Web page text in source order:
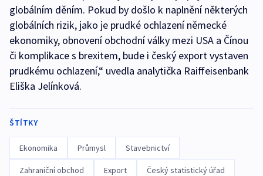
globálním děním. Pokud by došlo k naplnění některých
globálních rizik, jako je prudké ochlazení německé
ekonomiky, obnovení obchodní války mezi USA a Čínou
či komplikace s brexitem, bude i český export vystaven
prudkému ochlazení,“ uvedla analytička Raiffeisenbank
Eliška Jelínková.
ŠTÍTKY
Ekonomika Průmysl Stavebnictví
Zahraniční obchod Export Český statistický úřad